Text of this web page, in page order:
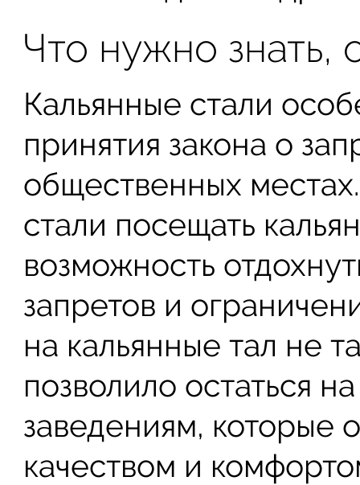
Что нужно знать,
Кальянные стали
принятия закона о
общественных
стали посещать
возможность
запретов и
на кальянные тал не
позволило остаться
заведениям, которые
качеством и